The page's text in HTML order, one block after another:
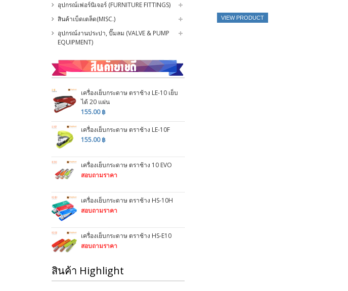
อุปกรณ์เฟอร์นิเจอร์ (FURNITURE FITTINGS)
สินค้าเบ็ดเตล็ด(MISC.)
อุปกรณ์งานประปา, ปั๊มลม (VALVE & PUMP
EQUIPMENT)
เครื่องเย็บกระดาษ ตราช้าง LE-10 เย็บ
ได้ 20 แผ่น
155.00 ฿
เครื่องเย็บกระดาษ ตราช้าง LE-10F
155.00 ฿
เครื่องเย็บกระดาษ ตราช้าง 10 EVO
สอบถามราคา
เครื่องเย็บกระดาษ ตราช้าง HS-10H
สอบถามราคา
เครื่องเย็บกระดาษ ตราช้าง HS-E10
สอบถามราคา
สินค้า Highlight
VIEW PRODUCT